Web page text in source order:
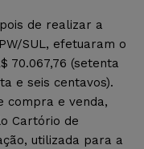
de realizar a
SUL, efetuaram o
70.067,76 (setenta
e seis centavos).
compra e venda,
Cartório de
utilizada para a